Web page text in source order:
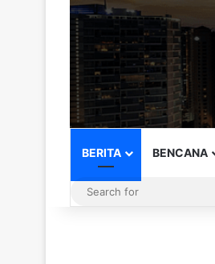
BERITA BENCANA